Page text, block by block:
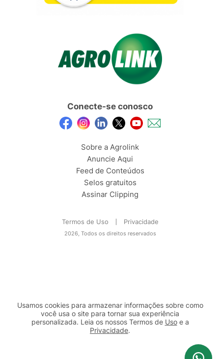
Conecte-se conosco
Sobre a Agrolink
Anuncie Aqui
Feed de Conteúdos
Selos gratuitos
Assinar Clipping
Termos de Uso Privacidade
2026, Todos os direitos reservados
Usamos cookies para armazenar informações sobre como
você usa o site para tornar sua experiência
personalizada. Leia os nossos Termos de Usoe a
Privacidade.